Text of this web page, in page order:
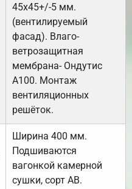
45х45+/-5 мм.
(вентилируемый
фасад). Влаго-
ветрозащитная
мембрана- Ондутис
А100. Монтаж
вентиляционных
решёток.
Ширина 400 мм.
Подшиваются
вагонкой камерной
сушки, сорт АВ.